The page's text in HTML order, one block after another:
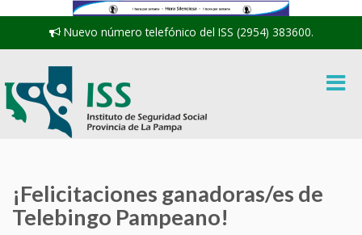
Nuevo número telefónico del ISS (2954) 383600.
¡Felicitaciones ganadoras/es de
Telebingo Pampeano!